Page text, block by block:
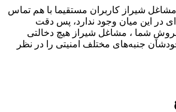
مشاغل شیراز کاربران مستقیما با هم تماس
در این میان وجود ندارد، پس دقت
شما ، مشاغل شیراز هیچ دخالتی
جنبه‌های مختلف امنیتی را در نظر